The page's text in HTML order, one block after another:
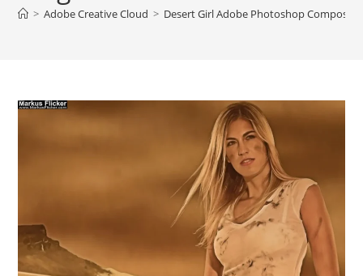
> Adobe Creative Cloud > Desert Girl Adobe Photoshop